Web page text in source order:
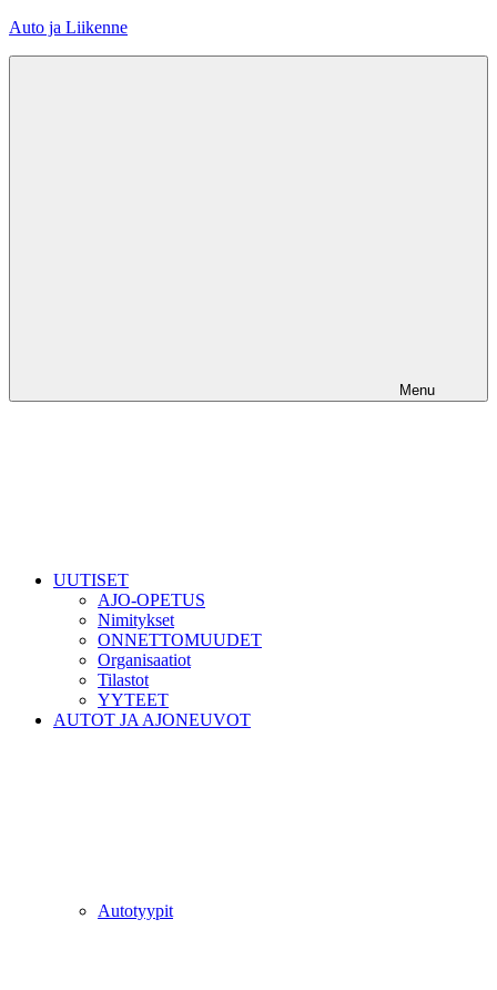
Skip
Auto ja Liikenne
Menu
UUTISET
AJO-OPETUS
Nimitykset
ONNETTOMUUDET
Organisaatiot
Tilastot
YYTEET
AUTOT JA AJONEUVOT
Autotyypit